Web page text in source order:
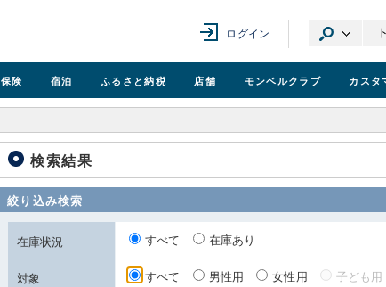
ログイン
保険 宿泊 ふるさと納税 店舗 モンベルクラブ カスタ
検索結果
絞り込み検索
在庫状況 すべて 在庫あり
対象 すべて 男性用 女性用 子ども用